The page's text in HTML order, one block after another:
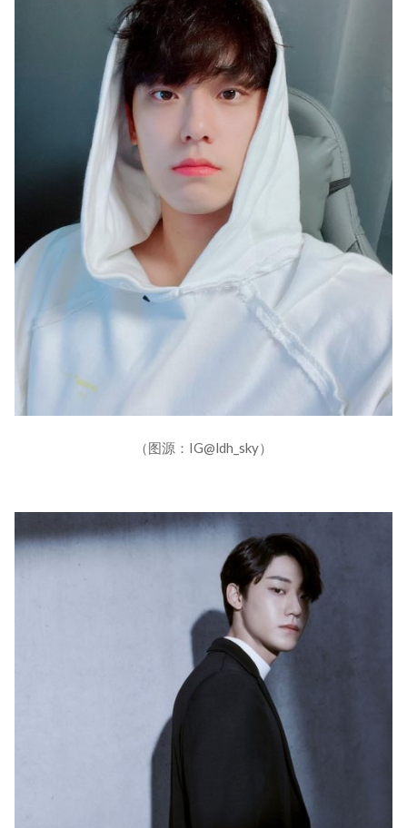
（图源：IG@ldh_sky）